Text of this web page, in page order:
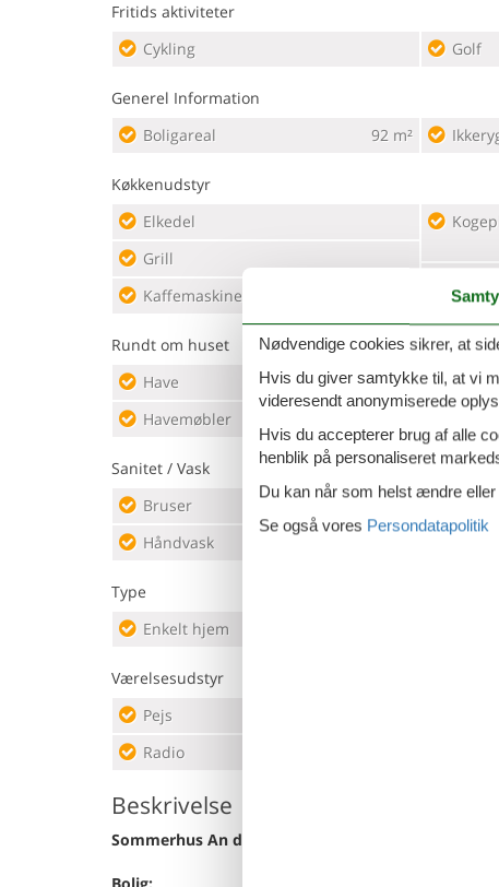
Fritids aktiviteter
Cykling
Golf
Generel Information
Boligareal
92 m²
Køkkenudstyr
Elkedel
Grill
Kaffemaskine
Rundt om huset
Have
Havemøbler
Sanitet / Vask
Bruser
Håndvask
Sauna
Toilet
Type
Enkelt hjem
Værelsesudstyr
Pejs
Radio
Beskrivelse
Sommerhus An de Linn, Nakenstorf
Nødvendige cookies sikrer, at
Hvis du giver samtykke til, at vi
videresendt anonymiserede
Hvis du accepterer brug af alle
henblik på personaliseret
Du kan når som helst ændre
Se også vores Persondatapolitik